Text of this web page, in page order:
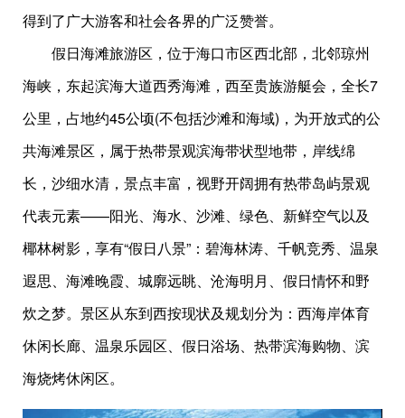
得到了广大游客和社会各界的广泛赞誉。
假日海滩旅游区，位于海口市区西北部，北邻琼州
海峡，东起滨海大道西秀海滩，西至贵族游艇会，全长7
公里，占地约45公顷(不包括沙滩和海域)，为开放式的公
共海滩景区，属于热带景观滨海带状型地带，岸线绵
长，沙细水清，景点丰富，视野开阔拥有热带岛屿景观
代表元素——阳光、海水、沙滩、绿色、新鲜空气以及
椰林树影，享有“假日八景”：碧海林涛、千帆竞秀、温泉
遐思、海滩晚霞、城廓远眺、沧海明月、假日情怀和野
炊之梦。景区从东到西按现状及规划分为：西海岸体育
休闲长廊、温泉乐园区、假日浴场、热带滨海购物、滨
海烧烤休闲区。